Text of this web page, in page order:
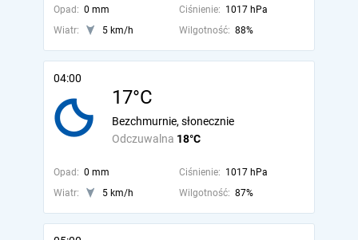
Opad: 0 mm Ciśnienie: 1017 hPa
Wiatr:
5 km/h Wilgotność: 88%
04:00
17°C
Odczuwalna 18°C
Bezchmurnie, słonecznie
Opad: 0 mm Ciśnienie: 1017 hPa
Wiatr:
5 km/h Wilgotność: 87%